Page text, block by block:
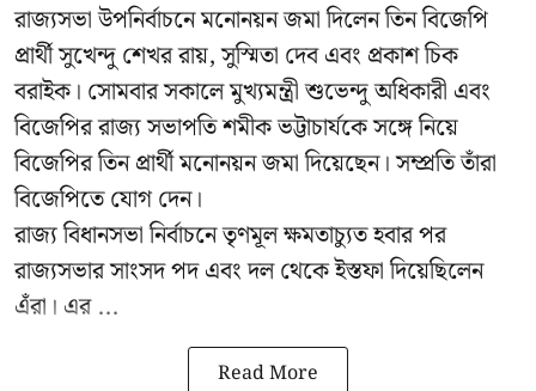
রাজ্যসভা উপনির্বাচনে মনোনয়ন জমা দিলেন তিন বিজেপি
প্রার্থী সুখেন্দু শেখর রায়, সুস্মিতা দেব এবং প্রকাশ চিক
বরাইক। সোমবার সকালে মুখ্যমন্ত্রী শুভেন্দু অধিকারী এবং
বিজেপির রাজ্য সভাপতি শমীক ভট্টাচার্যকে সঙ্গে নিয়ে
বিজেপির তিন প্রার্থী মনোনয়ন জমা দিয়েছেন। সম্প্রতি তাঁরা
বিজেপিতে যোগ দেন।
রাজ্য বিধানসভা নির্বাচনে তৃণমূল ক্ষমতাচ্যুত হবার পর
রাজ্যসভার সাংসদ পদ এবং দল থেকে ইস্তফা দিয়েছিলেন
এঁরা। এর ...
Read More